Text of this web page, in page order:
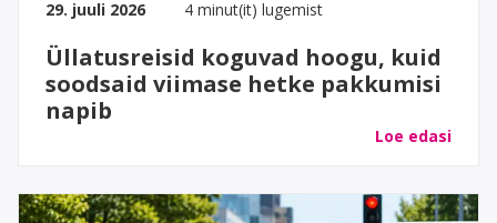
29. juuli 2026 4 minut(it) lugemist
Üllatusreisid koguvad hoogu, kuid
soodsaid viimase hetke pakkumisi
napib
Loe edasi